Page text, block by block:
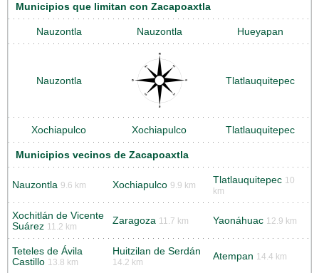
Municipios que limitan con Zacapoaxtla
Nauzontla Nauzontla Hueyapan
Nauzontla Tlatlauquitepec
Xochiapulco Xochiapulco Tlatlauquitepec
Municipios vecinos de Zacapoaxtla
Nauzontla 9.6 km Xochiapulco 9.9 km Tlatlauquitepec 10
km
Xochitlán de Vicente
Suárez 11.2 km
Zaragoza 11.7 km Yaonáhuac 12.9 km
Teteles de Ávila
Castillo 13.8 km
Huitzilan de Serdán
14.2 km
Atempan 14.4 km